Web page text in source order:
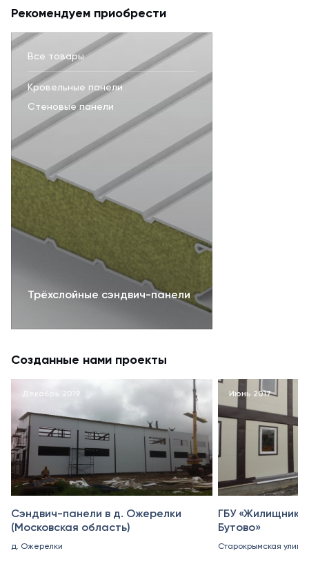
Рекомендуем приобрести
Все товары
Кровельные панели
Стеновые панели
Трёхслойные сэндвич-панели
Созданные нами проекты
Декабрь 2019
Сэндвич-панели в д. Ожерелки
(Московская область)
д. Ожерелки
Июнь 2017
ГБУ «Жилищник
Бутово»
Старокрымская улица,